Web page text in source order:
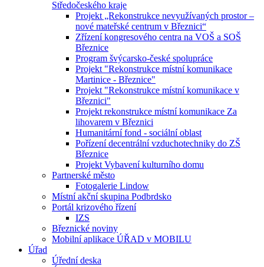
Středočeského kraje
Projekt „Rekonstrukce nevyužívaných prostor –
nové mateřské centrum v Březnici“
Zřízení kongresového centra na VOŠ a SOŠ
Březnice
Program švýcarsko-české spolupráce
Projekt "Rekonstrukce místní komunikace
Martinice - Březnice"
Projekt "Rekonstrukce místní komunikace v
Březnici"
Projekt rekonstrukce místní komunikace Za
lihovarem v Březnici
Humanitární fond - sociální oblast
Pořízení decentrální vzduchotechniky do ZŠ
Březnice
Projekt Vybavení kulturního domu
Partnerské město
Fotogalerie Lindow
Místní akční skupina Podbrdsko
Portál krizového řízení
IZS
Březnické noviny
Mobilní aplikace ÚŘAD v MOBILU
Úřad
Úřední deska